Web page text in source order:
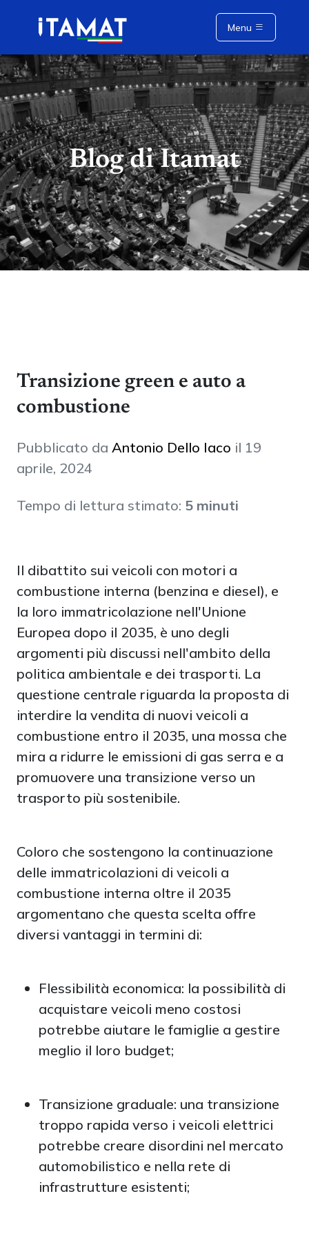
Menu
Blog di Itamat
Transizione green e auto a
combustione
Pubblicato da Antonio Dello Iaco il 19
aprile, 2024
Tempo di lettura stimato: 5 minuti
Il dibattito sui veicoli con motori a
combustione interna (benzina e diesel), e
la loro immatricolazione nell'Unione
Europea dopo il 2035, è uno degli
argomenti più discussi nell'ambito della
politica ambientale e dei trasporti. La
questione centrale riguarda la proposta di
interdire la vendita di nuovi veicoli a
combustione entro il 2035, una mossa che
mira a ridurre le emissioni di gas serra e a
promuovere una transizione verso un
trasporto più sostenibile.
Coloro che sostengono la continuazione
delle immatricolazioni di veicoli a
combustione interna oltre il 2035
argomentano che questa scelta offre
diversi vantaggi in termini di:
Flessibilità economica: la possibilità di
acquistare veicoli meno costosi
potrebbe aiutare le famiglie a gestire
meglio il loro budget;
Transizione graduale: una transizione
troppo rapida verso i veicoli elettrici
potrebbe creare disordini nel mercato
automobilistico e nella rete di
infrastrutture esistenti;